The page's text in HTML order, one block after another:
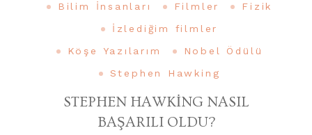
Bilim İnsanları
Filmler
Fizik
İzlediğim filmler
Köşe Yazılarım
Nobel Ödülü
Stephen Hawking
STEPHEN HAWKİNG NASIL
BAŞARILI OLDU?